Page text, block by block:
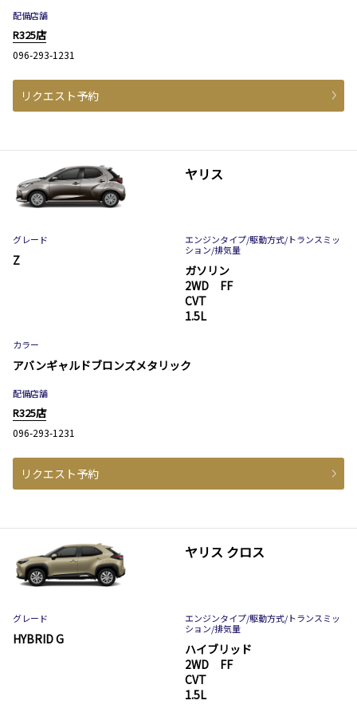
配備店舗
R325店
096-293-1231
リクエスト予約
ヤリス
グレード
Z
エンジンタイプ/駆動方式/トランスミッ
ション/排気量
ガソリン
2WD FF
CVT
1.5L
カラー
アバンギャルドブロンズメタリック
配備店舗
R325店
096-293-1231
リクエスト予約
ヤリス クロス
グレード
HYBRID G
エンジンタイプ/駆動方式/トランスミッ
ション/排気量
ハイブリッド
2WD FF
CVT
1.5L